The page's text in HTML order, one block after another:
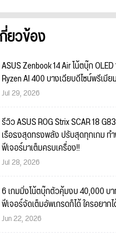
ยวข้อง
ASUS Zenbook 14 Air โน้ตบุ๊ก
Ryzen AI 400 บางเฉียบดีไซน์พรีเมียม
Jul 29, 2026
รีวิว ASUS ROG Strix SCAR 18
เรือธงสุดทรงพลัง ปรับสุดทุกเกม ท
ฟีเจอร์มาเต็มครบเครื่อง!!
Jul 28, 2026
6 เกมมิ่งโน้ตบุ๊กตัวคุ้มงบ 40,000 บา
ฟีเจอร์จัดเต็มอัพเกรดก็ได้ ใครอยาก
Jun 22, 2026